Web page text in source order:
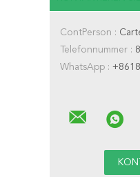
ContPerson :
Telefonnummer :
WhatsApp :